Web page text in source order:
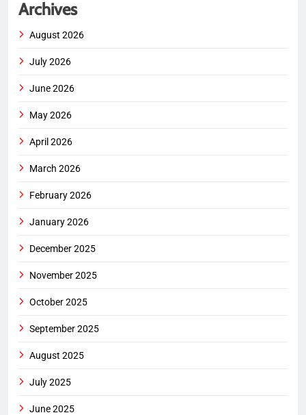
Archives
August 2026
July 2026
June 2026
May 2026
April 2026
March 2026
February 2026
January 2026
December 2025
November 2025
October 2025
September 2025
August 2025
July 2025
June 2025